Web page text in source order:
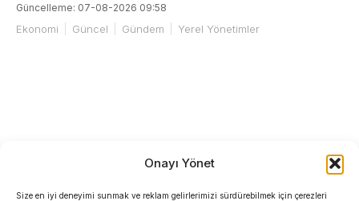
Onayı Yönet
Size en iyi deneyimi sunmak ve reklam gelirlerimizi sürdürebilmek için çerezleri
Güncelleme: 07-08-2026 09:58
Ekonomi Güncel Gündem Yerel Yönetimler